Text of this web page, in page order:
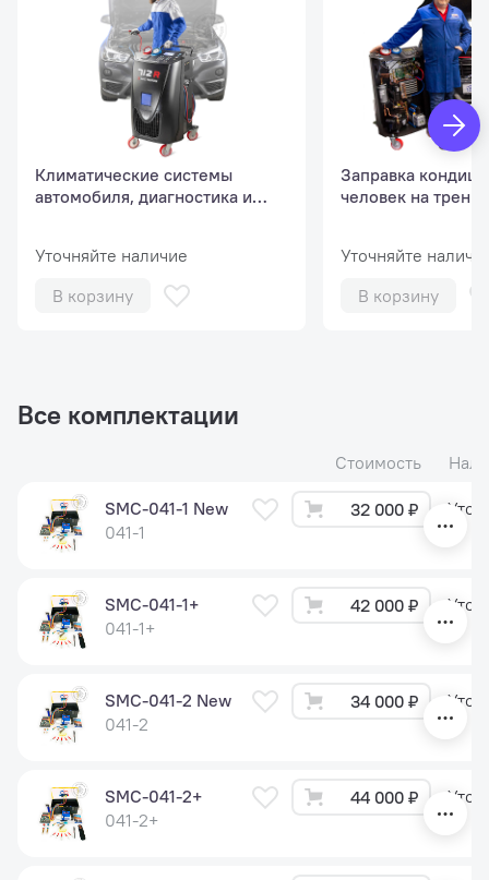
Климатические системы
автомобиля, диагностика и
Уточняйте наличие
В корзину
Заправка
человек на
Уточняйте
В корзину
Все комплектации
Стоимость
SMC-041-1 New
041-1
32 000 ₽
SMC-041-1+
041-1+
42 000 ₽
SMC-041-2 New
041-2
34 000 ₽
SMC-041-2+
041-2+
44 000 ₽